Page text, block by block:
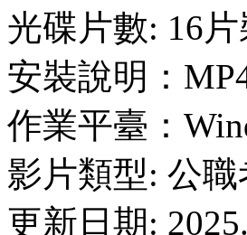
光碟片數: 16
安裝說明：
作業平臺：
影片類型: 公
更新日期: